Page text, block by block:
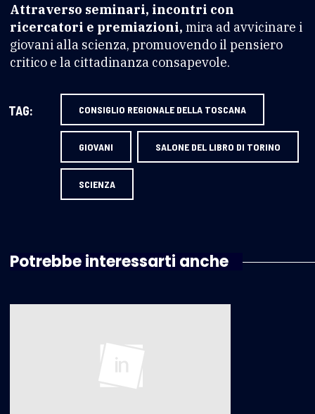
Attraverso seminari, incontri con
ricercatori e premiazioni, mira ad avvicinare i
giovani alla scienza, promuovendo il pensiero
critico e la cittadinanza consapevole.
TAG: CONSIGLIO REGIONALE DELLA TOSCANA
GIOVANI SALONE DEL LIBRO DI TORINO
SCIENZA
Potrebbe interessarti anche